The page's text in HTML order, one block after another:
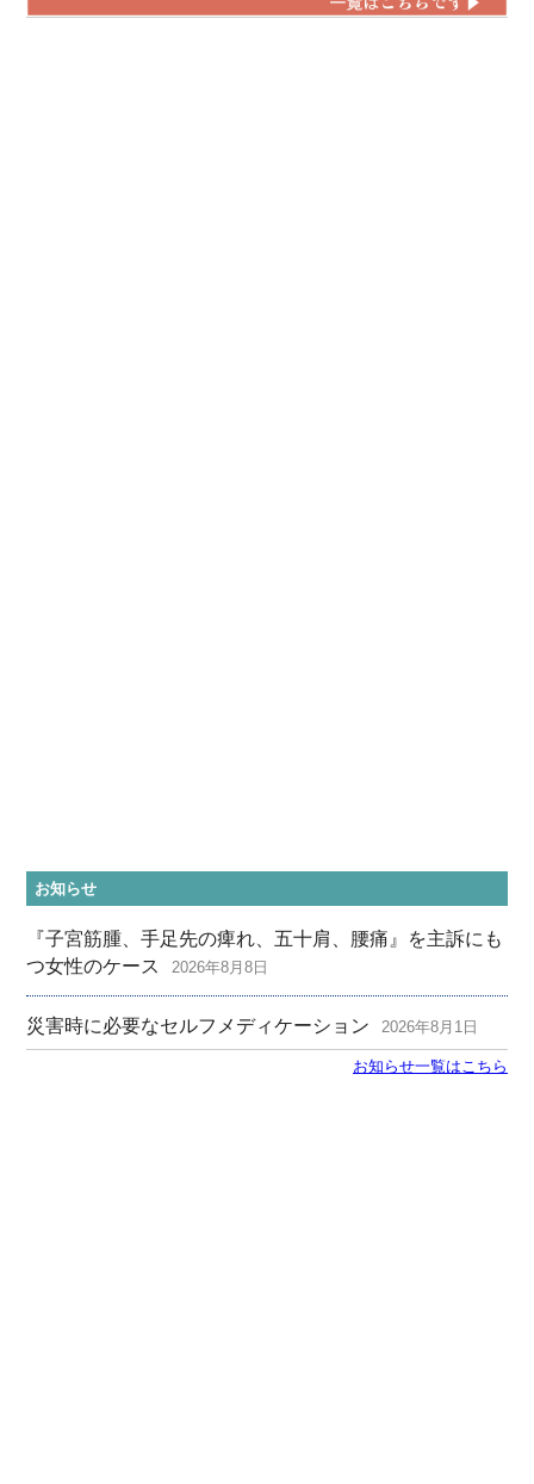
お知らせ
『子宮筋腫、手足先の痺れ、五十肩、腰痛』を主訴にも
つ女性のケース
2026年8月8日
災害時に必要なセルフメディケーション 2026年8月1日
お知らせ一覧はこちら